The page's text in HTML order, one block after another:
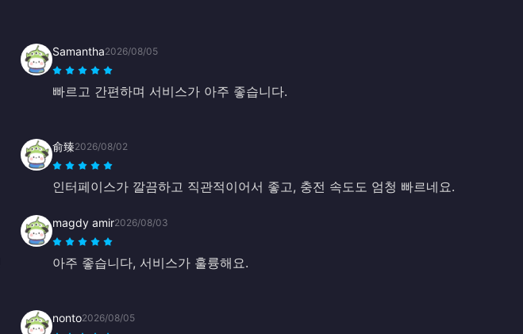
Samantha2026/08/05
빠르고 간편하며 서비스가 아주 좋습니다.
俞臻2026/08/02
인터페이스가 깔끔하고 직관적이어서 좋고, 충전 속도도 엄청 빠르네요.
magdy amir2026/08/03
아주 좋습니다, 서비스가 훌륭해요.
nonto2026/08/05